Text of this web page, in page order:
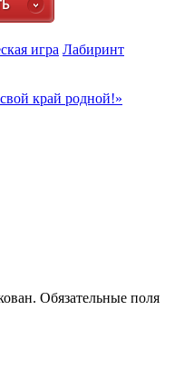
игра Лабиринт
край родной!»
Обязательные поля